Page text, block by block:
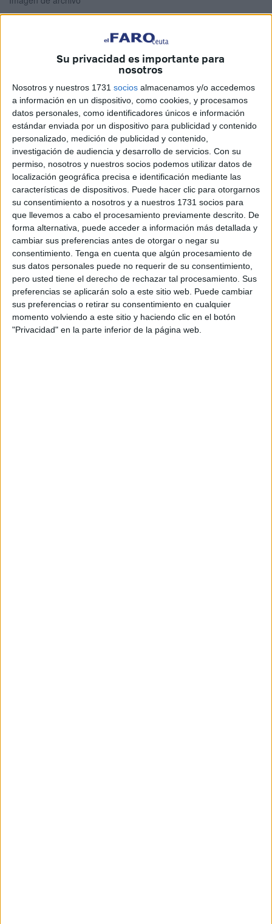
Su privacidad es importante para
nosotros
Nosotros y nuestros 1731 socios almacenamos y/o accedemos
a información en un dispositivo, como cookies, y procesamos
datos personales, como identificadores únicos e información
estándar enviada por un dispositivo para publicidad y contenido
personalizado, medición de publicidad y contenido,
investigación de audiencia y desarrollo de servicios. Con su
permiso, nosotros y nuestros socios podemos utilizar datos de
localización geográfica precisa e identificación mediante las
características de dispositivos. Puede hacer clic para otorgarnos
su consentimiento a nosotros y a nuestros 1731 socios para
que llevemos a cabo el procesamiento previamente descrito. De
forma alternativa, puede acceder a información más detallada y
cambiar sus preferencias antes de otorgar o negar su
consentimiento. Tenga en cuenta que algún procesamiento de
sus datos personales puede no requerir de su consentimiento,
pero usted tiene el derecho de rechazar tal procesamiento. Sus
preferencias se aplicarán solo a este sitio web. Puede cambiar
sus preferencias o retirar su consentimiento en cualquier
momento volviendo a este sitio y haciendo clic en el botón
"Privacidad" en la parte inferior de la página web.
Asociaciónde Defensa de los Derechos Humanos en
Tetuán a través de su presidente, el abogado Lahbib Haji,
ha anunciado que está llevando a cabo una investigación
sobre la importación de ropa usada a través del puerto de
Tángerpor el desarrollo deoperaciones ilegalesy no
reguladas.
Haji afirmó que una vez que la asociación termine de
redactar su informe con los datos y pruebas recopilados, lo
presentará al Ministerio Público para abrir un caso sobre
estos hechos.
Haji ha denunciado que las autoridades en la región de
Castillejos, con el fin de evitar tensiones sociales debido al
cierre del paso fronterizo con Ceuta que servía de alimento
para quienes ejercían elcontrabando de ropa usada,
han otorgado una licencia excepcional a unaempresa
para que importe ese material para su clasificación,
reciclaje y posterior distribución en tiendas de la ciudad.